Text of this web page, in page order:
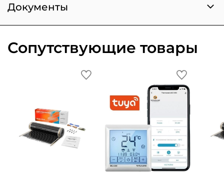
Документы
Сопутствующие товары